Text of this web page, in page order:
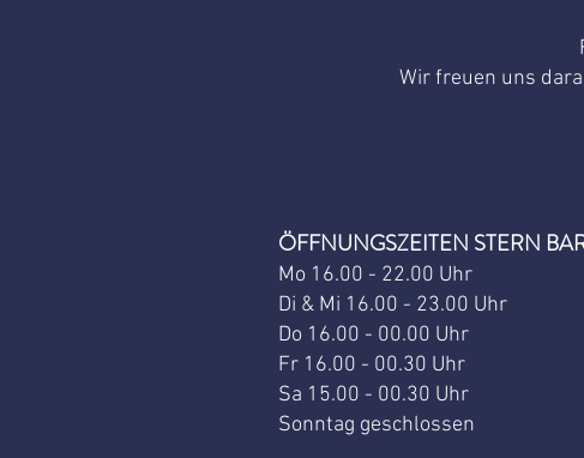
Wir freuen uns
ÖFFNUNGSZEITEN STERN
Mo 16.00 - 22.00 Uhr
Di & Mi 16.00 - 23.00 Uhr
Do 16.00 - 00.00 Uhr
Fr 16.00 - 00.30 Uhr
Sa 15.00 - 00.30 Uhr
Sonntag geschlossen